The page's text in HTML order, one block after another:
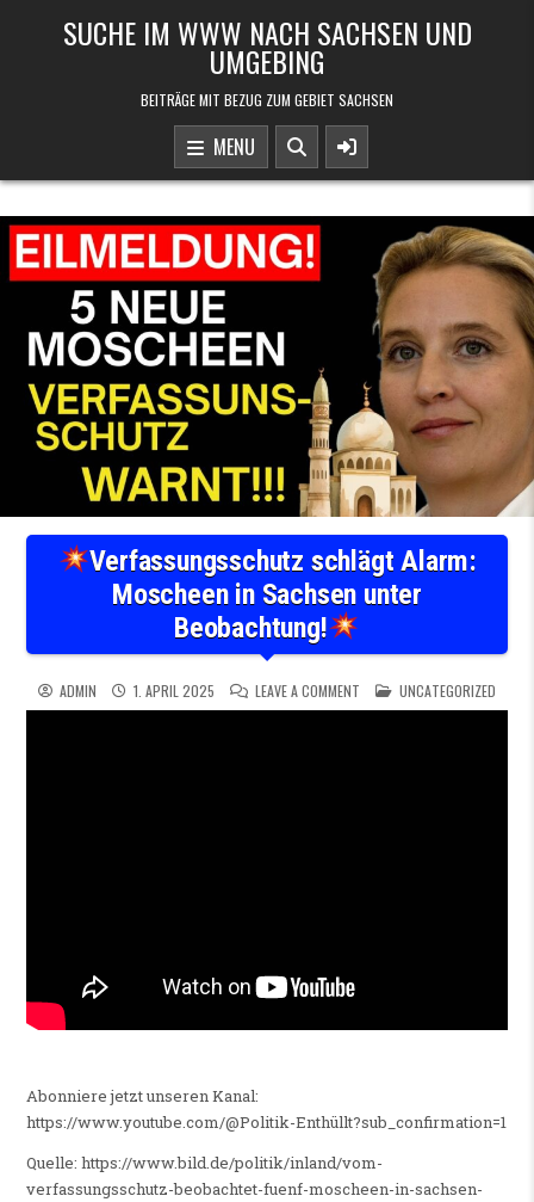
SUCHE IM WWW NACH SACHSEN UND
UMGEBING
BEITRÄGE MIT BEZUG ZUM GEBIET SACHSEN
MENU
Verfassungsschutz schlägt Alarm:
Moscheen in Sachsen unter
Beobachtung!
ADMIN 1. APRIL 2025 LEAVE A COMMENT ONVERFASSUNGSSCHUTZ
POSTED IN
UNCATEGORIZED
Abonniere jetzt unseren Kanal:
https://www.youtube.com/@Politik-Enthüllt?sub_confirmation=1
Quelle: https://www.bild.de/politik/inland/vom-
verfassungsschutz-beobachtet-fuenf-moscheen-in-sachsen-